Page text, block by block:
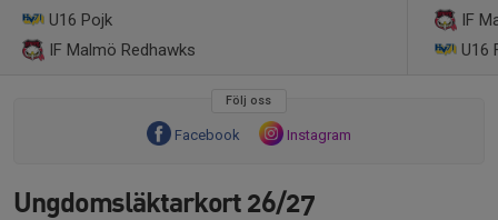
U16 Pojk
IF Malmö Redhawks
IF
U16
Följ oss
Facebook Instagram
Ungdomsläktarkort 26/27